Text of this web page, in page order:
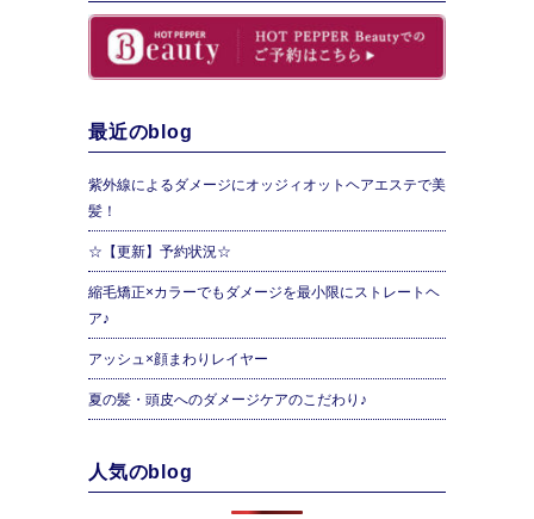
最近のblog
紫外線によるダメージにオッジィオットヘアエステで美
髪！
☆【更新】予約状況☆
縮毛矯正×カラーでもダメージを最小限にストレートヘ
ア♪
アッシュ×顔まわりレイヤー
夏の髪・頭皮へのダメージケアのこだわり♪
人気のblog